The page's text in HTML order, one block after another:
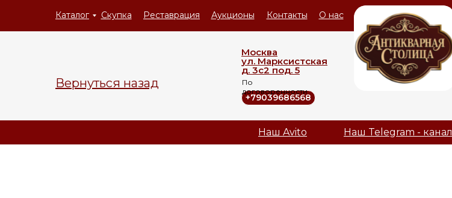
Аукционы
Реставрация
Скупка Контакты О нас
Каталог
Москва
ул. Марксистская
д. 3с2 под. 5
+79039686568
По
договоренности
Вернуться назад
Наш Avito Наш Telegram - канал